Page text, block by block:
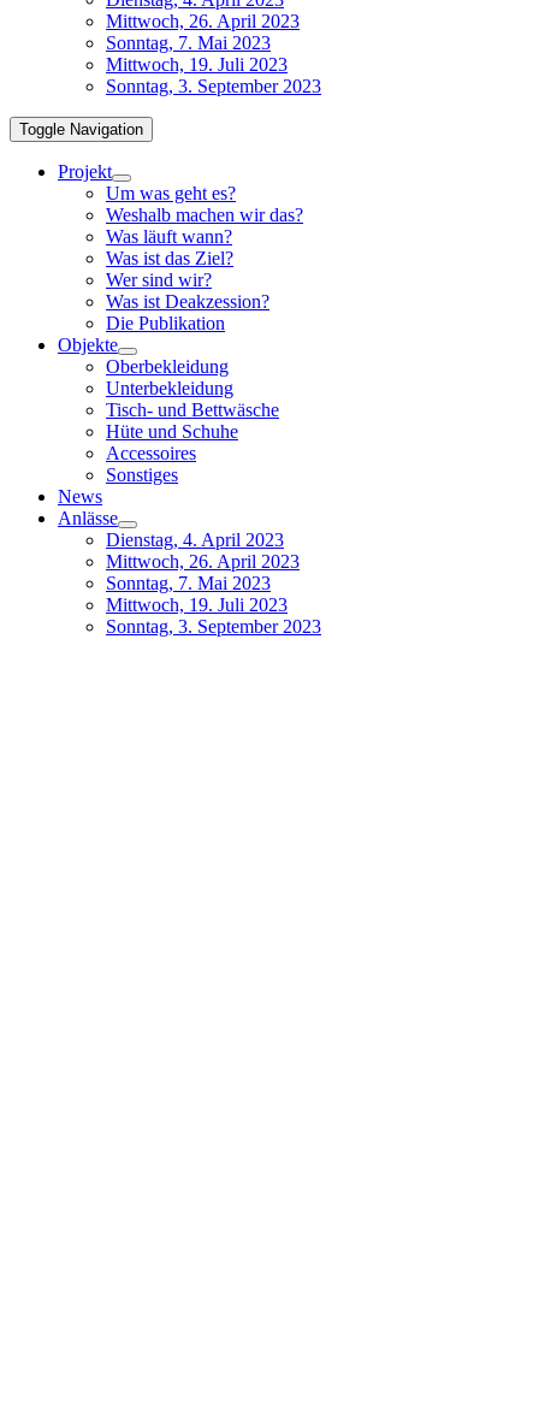
Mittwoch, 26. April 2023
Sonntag, 7. Mai 2023
Mittwoch, 19. Juli 2023
Sonntag, 3. September 2023
Toggle Navigation
Projekt
Um was geht es?
Weshalb machen wir das?
Was läuft wann?
Was ist das Ziel?
Wer sind wir?
Was ist Deakzession?
Die Publikation
Objekte
Oberbekleidung
Unterbekleidung
Tisch- und Bettwäsche
Hüte und Schuhe
Accessoires
Sonstiges
News
Anlässe
Dienstag, 4. April 2023
Mittwoch, 26. April 2023
Sonntag, 7. Mai 2023
Mittwoch, 19. Juli 2023
Sonntag, 3. September 2023